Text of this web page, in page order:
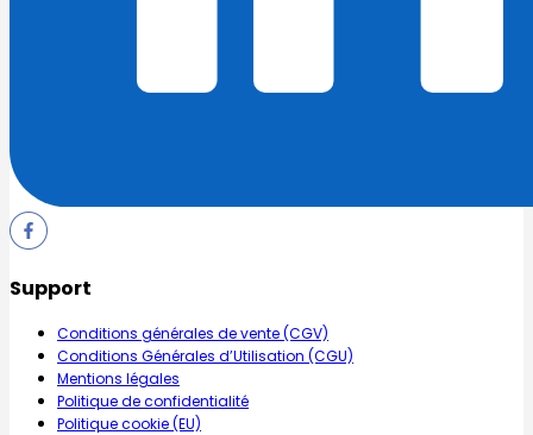
Support
Conditions générales de vente (CGV)
Conditions Générales d’Utilisation (CGU)
Mentions légales
Politique de confidentialité
Politique cookie (EU)